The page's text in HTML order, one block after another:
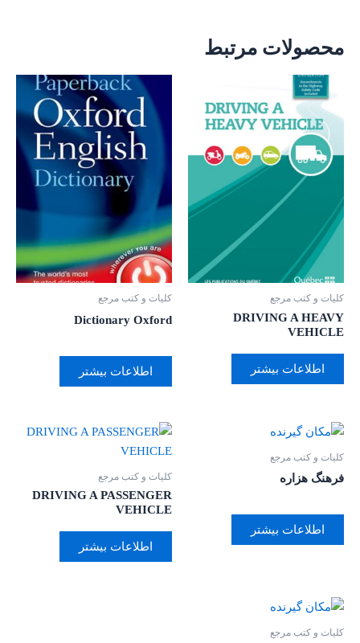
محصولات مرتبط
کلیات و کتب مرجع
DRIVING A HEAVY
VEHICLE
اطلاعات بیشتر
کلیات و کتب مرجع
Dictionary Oxford
اطلاعات بیشتر
کلیات و کتب مرجع
فرهنگ هزاره
اطلاعات بیشتر
کلیات و کتب مرجع
DRIVING A PASSENGER
VEHICLE
اطلاعات بیشتر
کلیات و کتب مرجع